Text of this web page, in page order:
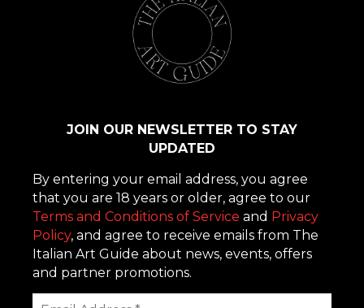
JOIN OUR NEWSLETTER TO STAY
UPDATED
By entering your email address, you agree
that you are 18 years or older, agree to our
Terms and Conditions of Service and Privacy
Policy, and agree to receive emails from The
Italian Art Guide about news, events, offers
and partner promotions.